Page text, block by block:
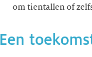
om tientallen of
Een